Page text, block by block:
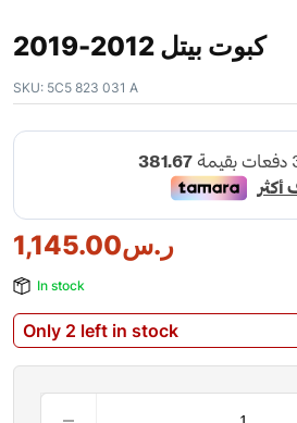
كبوت بيتل 2012-2019
SKU: 5C5 823 031 A
ر.س1,145.00
In stock
Only 2 left in stock